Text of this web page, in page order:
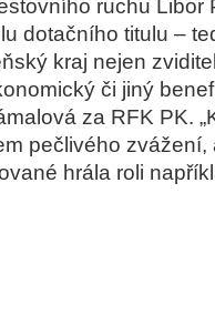
ruchu Libor
dotačního titulu –
kraj nejen
či jiný
za RFK PK.
pečlivého zvážení,
hrála roli